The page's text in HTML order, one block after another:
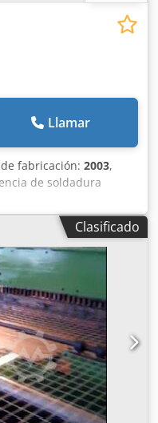
Llamar
fabricación: 2003,
de soldadura
de soldadura de
en : - Línea de
24 , Semi-automática ,
SMEI , Totalmente
de enderezar y cortar
2 x VITARI NR16 1X
frío SMEI , Alambre de
seg. - Soldadora SMEI -
Clasificado